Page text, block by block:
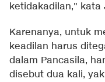
ketidakadilan," kata
Karenanya, untuk
keadilan harus
dalam Pancasila,
disebut dua kali,